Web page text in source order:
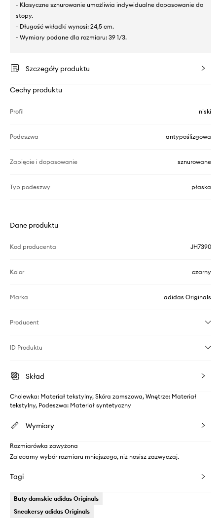
- Klasyczne sznurowanie umożliwia indywidualne dopasowanie do
stopy.
- Długość wkładki wynosi: 24,5 cm.
- Wymiary podane dla rozmiaru: 39 1/3.
Szczegóły produktu
Cechy produktu
Profil niski
Podeszwa antypoślizgowa
Zapięcie i dopasowanie sznurowane
Typ podeszwy płaska
Dane produktu
Kod producenta JH7390
Kolor czarny
Marka adidas Originals
Producent
ID Produktu
Skład
Cholewka: Materiał tekstylny, Skóra zamszowa, Wnętrze: Materiał
tekstylny, Podeszwa: Materiał syntetyczny
Wymiary
Rozmiarówka zawyżona
Zalecamy wybór rozmiaru mniejszego, niż nosisz zazwyczaj.
Tagi
Buty damskie adidas Originals
Sneakersy adidas Originals